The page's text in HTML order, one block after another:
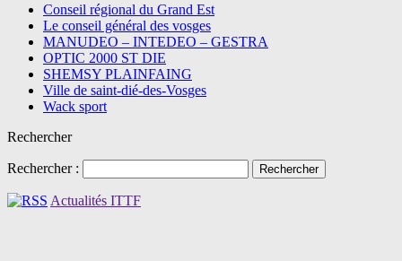
Conseil régional du Grand Est
Le conseil général des vosges
MANUDEO – INTEDEO – GESTRA
OPTIC 2000 ST DIE
SHEMSY PLAINFAING
Ville de saint-dié-des-Vosges
Wack sport
Rechercher
Rechercher :
Actualités ITTF